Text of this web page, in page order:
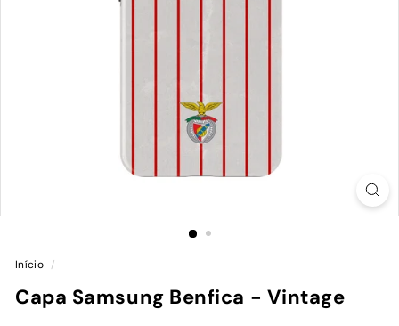
Início /
Capa Samsung Benfica - Vintage